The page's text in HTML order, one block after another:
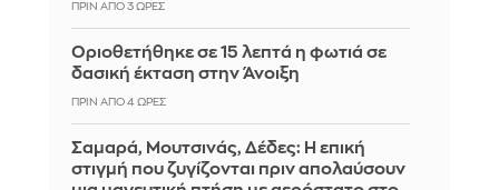
ΠΡΙΝ ΑΠΌ 3 ΏΡΕΣ
Οριοθετήθηκε σε 15 λεπτά η φωτιά σε
δασική έκταση στην Άνοιξη
ΠΡΙΝ ΑΠΌ 4 ΏΡΕΣ
Σαμαρά, Μουτσινάς, Δέδες: Η επική
στιγμή που ζυγίζονται πριν απολαύσουν